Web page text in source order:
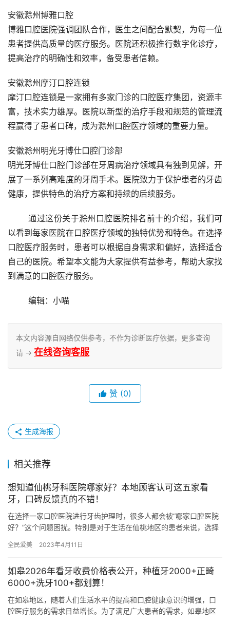
安徽滁州博雅口腔
博雅口腔医院强调团队合作，医生之间配合默契，为每一位
患者提供高质量的医疗服务。医院还积极推行数字化诊疗，
提高治疗的明确性和效率，备受患者信赖。
安徽滁州摩汀口腔连锁
摩汀口腔连锁是一家拥有多家门诊的口腔医疗集团，资源丰
富，技术实力雄厚。医院以新型的治疗手段和规范的管理流
程赢得了患者口碑，成为滁州口腔医疗领域的重要力量。
安徽滁州明光牙博仕口腔门诊部
明光牙博仕口腔门诊部在牙周病治疗领域具有独到见解，开
展了一系列高难度的牙周手术。医院致力于保护患者的牙齿
健康，提供特色的治疗方案和持续的后续服务。
	通过这份关于滁州口腔医院排名前十的介绍，我们可
以看到每家医院在口腔医疗领域的独特优势和特色。在选择
口腔医疗服务时，患者可以根据自身需求和偏好，选择适合
自己的医院。希望本文能为大家提供有益参考，帮助大家找
到满意的口腔医疗服务。
	编辑：小喵
本文内容源自网络仅供参考，不作为诊断医疗依据，更多查询
请 → 在线咨询客服
赞 (0)
生成海报
相关推荐
想知道仙桃牙科医院哪家好？本地顾客认可这五家看
牙，口碑反馈真的不错！
在选择一家口腔医院进行牙齿护理时，很多人都会被“哪家口腔医院
好？”这个问题困扰。特别是对于生活在仙桃地区的患者来说，选择
桃…
全民爱美 2023年4月11日
如皋2026年看牙收费价格表公开，种植牙2000+正畸
6000+洗牙100+都划算！
在如皋地区，随着人们生活水平的提高和口腔健康意识的增强，口
腔医疗服务的需求日益增长。为了满足广大患者的需求，如皋地区